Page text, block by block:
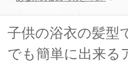
子供の浴衣の髪型
でも簡単に出来る